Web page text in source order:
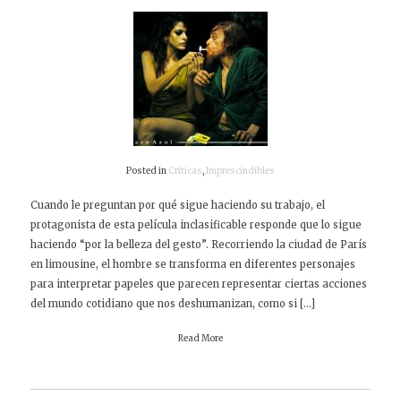
Posted in Críticas,Imprescindibles
Cuando le preguntan por qué sigue haciendo su trabajo, el
protagonista de esta película inclasificable responde que lo sigue
haciendo “por la belleza del gesto”. Recorriendo la ciudad de París
en limousine, el hombre se transforma en diferentes personajes
para interpretar papeles que parecen representar ciertas acciones
del mundo cotidiano que nos deshumanizan, como si […]
Read More